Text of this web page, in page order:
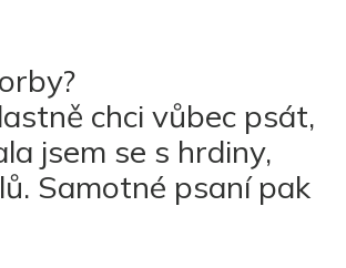
chci vůbec psát,
jsem se s hrdiny,
Samotné psaní pak